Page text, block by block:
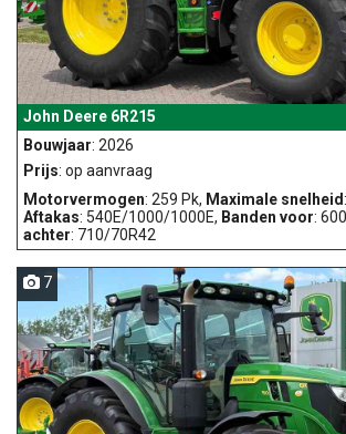
John Deere 6R215
Bouwjaar: 2026
Prijs: op aanvraag
Motorvermogen: 259 Pk, Maximale snelheid
Aftakas: 540E/1000/1000E, Banden voor:
achter: 710/70R42
7